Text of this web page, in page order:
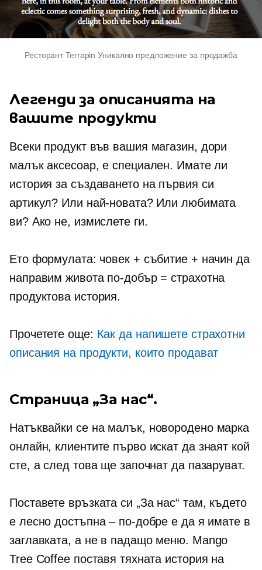
Ресторант Terrapin Уникално предложение за продажба
Легенди за описанията на
вашите продукти
Всеки продукт във вашия магазин, дори
малък аксесоар, е специален. Имате ли
история за създаването на първия си
артикул? Или най-новата? Или любимата
ви? Ако не, измислете ги.
Ето формулата: човек + събитие + начин да
направим живота по-добър = страхотна
продуктова история.
Прочетете още: Как да напишете страхотни
описания на продукти, които продават
Страница „За нас“.
Натъквайки се на малък, новороденомарка
онлайн, клиентите първо искат да знаят кой
сте, а след това ще започнат да пазаруват.
Поставете връзката си „За нас“ там, където
е лесно достъпна – по-добре е да я имате в
заглавката, а не в падащо меню. Mango
Tree Coffee поставя тяхната история на